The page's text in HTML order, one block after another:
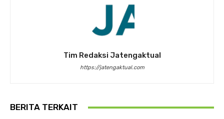
Tim Redaksi Jatengaktual
https://jatengaktual.com
BERITA TERKAIT